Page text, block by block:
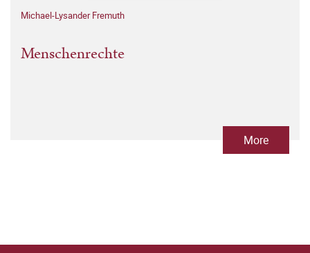
Michael-Lysander Fremuth
Menschenrechte
More